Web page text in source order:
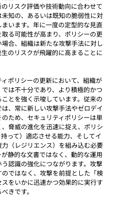
リスク評価や技術動向に合わせて
知の、あるいは既知の脆弱性に対
います。年に一度の定型的な見直
る可能性が高まり、ポリシーの更
合、組織は新たな攻撃手法に対し
のリスクが飛躍的に高まることに
ポリシーの更新において、組織が
は不十分であり、より積極的かつ
とを強く示唆しています。従来の
は、常に新しい攻撃手法やゼロデイ
ため、セキュリティポリシーは単
脅威の進化を迅速に捉え、ポリシ
って）適応させる能力、そしてイ
（レジリエンス）を組み込む必要
静的な文書ではなく、動的な運用
認識の強化につながります。攻撃
ではなく、攻撃を前提とした「検
をいかに迅速かつ効果的に実行す
きです。